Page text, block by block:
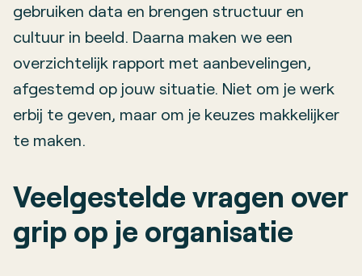
gebruiken data en brengen structuur en
cultuur in beeld. Daarna maken we een
overzichtelijk rapport met aanbevelingen,
afgestemd op jouw situatie. Niet om je werk
erbij te geven, maar om je keuzes makkelijker
te maken.
Veelgestelde vragen over
grip op je organisatie